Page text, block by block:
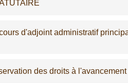
d'adjoint administratif
des droits à